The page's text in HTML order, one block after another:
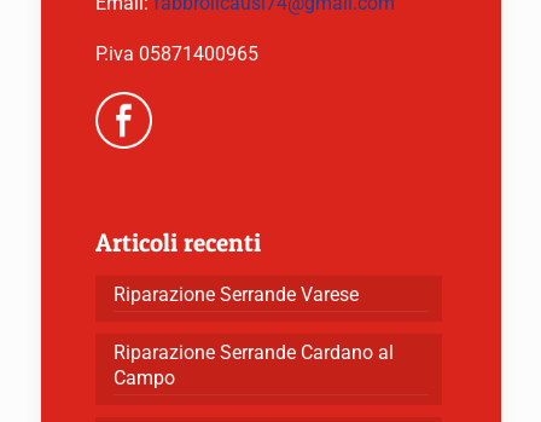
P.iva 05871400965
Articoli recenti
Riparazione Serrande Varese
Riparazione Serrande Cardano al
Campo